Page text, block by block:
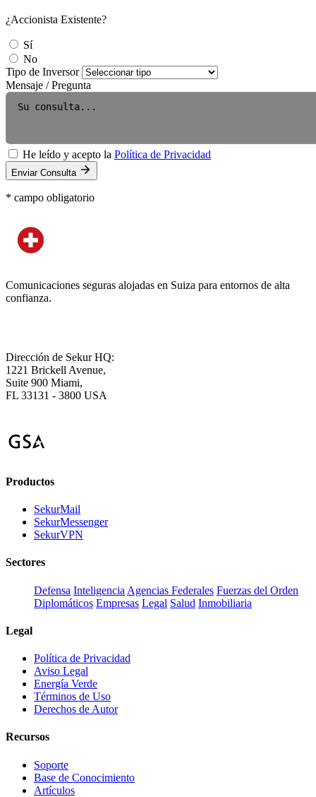
¿Accionista Existente?
Sí
No
Tipo de Inversor
Mensaje / Pregunta
He leído y acepto la Política de Privacidad
Enviar Consulta
* campo obligatorio
Comunicaciones seguras alojadas en Suiza para entornos de alta
confianza.
Dirección de Sekur HQ:
1221 Brickell Avenue,
Suite 900 Miami,
FL 33131 - 3800 USA
Productos
SekurMail
SekurMessenger
SekurVPN
Sectores
Defensa Inteligencia Agencias Federales Fuerzas del Orden
Diplomáticos Empresas Legal Salud Inmobiliaria
Legal
Política de Privacidad
Aviso Legal
Energía Verde
Términos de Uso
Derechos de Autor
Recursos
Soporte
Base de Conocimiento
Artículos